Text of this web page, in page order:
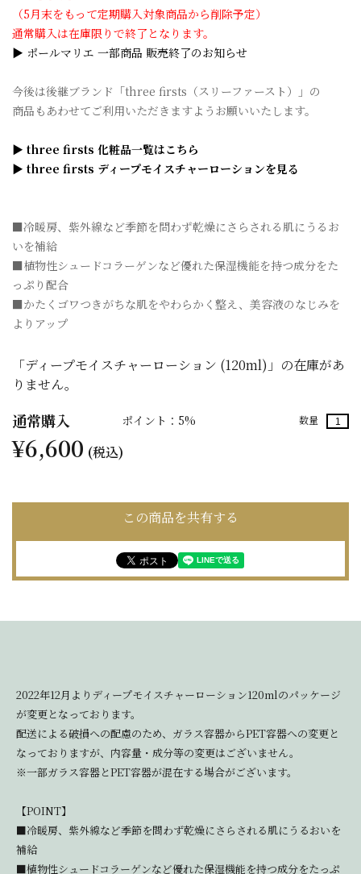
（5月末をもって定期購入対象商品から削除予定）
通常購入は在庫限りで終了となります。
▶ ポールマリエ 一部商品 販売終了のお知らせ
今後は後継ブランド「three firsts（スリーファースト）」の
商品もあわせてご利用いただきますようお願いいたします。
▶ three firsts 化粧品一覧はこちら
▶ three firsts ディープモイスチャーローションを見る
■冷暖房、紫外線など季節を問わず乾燥にさらされる肌にうるお
いを補給
■植物性シュードコラーゲンなど優れた保湿機能を持つ成分をた
っぷり配合
■かたくゴワつきがちな肌をやわらかく整え、美容液のなじみを
よりアップ
「ディープモイスチャーローション (120ml)」の在庫があ
りません。
通常購入 ポイント：5% 数量
¥6,600 (税込)
この商品を共有する
2022年12月よりディープモイスチャーローション120mlのパッケージ
が変更となっております。
配送による破損への配慮のため、ガラス容器からPET容器への変更と
なっておりますが、内容量・成分等の変更はございません。
※一部ガラス容器とPET容器が混在する場合がございます。
【POINT】
■冷暖房、紫外線など季節を問わず乾燥にさらされる肌にうるおいを
補給
■植物性シュードコラーゲンなど優れた保湿機能を持つ成分をたっぷ